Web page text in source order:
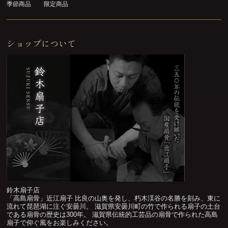
季節商品 限定商品
ショップについて
鈴木扇子店
「高島扇骨」近江扇子 比良の山奥を発し、朽木渓谷の名勝を刻み、東に
流れて琵琶湖に注ぐ安曇川。 滋賀県安曇川町の竹で作られる扇子の土台
である扇骨の歴史は300年。 滋賀県伝統的工芸品の扇骨で作られた高島
扇子で仰ぐ風をお楽しみください。